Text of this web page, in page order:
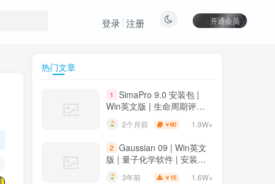
开通会员
登录 注册
热门文章
1
SimaPro 9.0 安装包 |
Win英文版 | 生命周期评估
软件 | 安装教程
2个月前 ￥60 1.9W+
2 Gaussian 09 | Win英文
版 | 量子化学软件 | 安装教
程
3年前 ￥ 15 1.6W+